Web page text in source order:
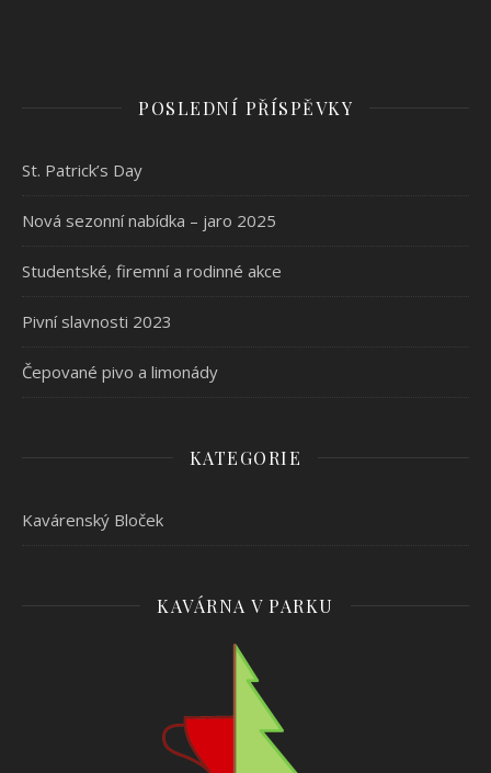
POSLEDNÍ PŘÍSPĚVKY
St. Patrick’s Day
Nová sezonní nabídka – jaro 2025
Studentské, firemní a rodinné akce
Pivní slavnosti 2023
Čepované pivo a limonády
KATEGORIE
Kavárenský Bloček
KAVÁRNA V PARKU